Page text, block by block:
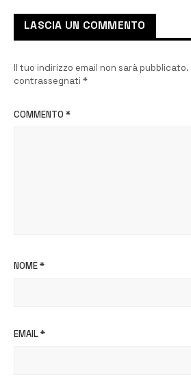
LASCIA UN COMMENTO
Il tuo indirizzo email non sarà pubblicato.
contrassegnati *
COMMENTO *
NOME*
EMAIL*